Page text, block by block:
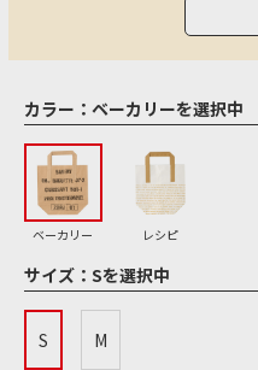
カラー： ベーカリーを選択中
ベーカリー レシピ
サイズ： Sを選択中
S M